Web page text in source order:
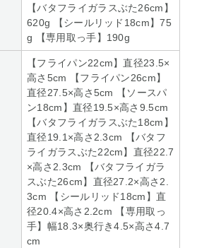
【バタフライガラスぶた26cm】
620g 【シールリッド18cm】75
g 【専用取っ手】190g
【フライパン22cm】直径23.5×
高さ5cm 【フライパン26cm】
直径27.5×高さ5cm 【ソースパ
ン18cm】直径19.5×高さ9.5cm
【バタフライガラスぶた18cm】
直径19.1×高さ2.3cm 【バタフ
ライガラスぶた22cm】直径22.7
×高さ2.3cm 【バタフライガラ
スぶた26cm】直径27.2×高さ2.
3cm 【シールリッド18cm】直
径20.4×高さ2.2cm 【専用取っ
手】幅18.3×奥行き4.5×高さ4.7
cm